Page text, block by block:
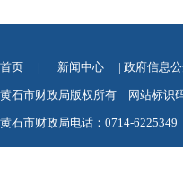
首页 | 新闻中心 | 政府信息
黄石市财政局版权所有 网站标识
黄石市财政局电话：0714-